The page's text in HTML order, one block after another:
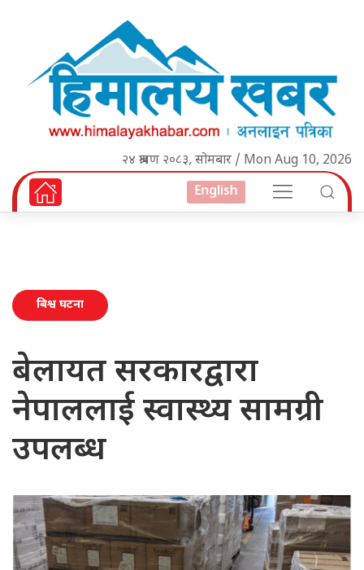
२४ श्रावण २०८३, सोमबार / Mon Aug 10, 2026
English
बिश्व घटना
बेलायत सरकारद्वारा
नेपाललाई स्वास्थ्य सामग्री
उपलब्ध